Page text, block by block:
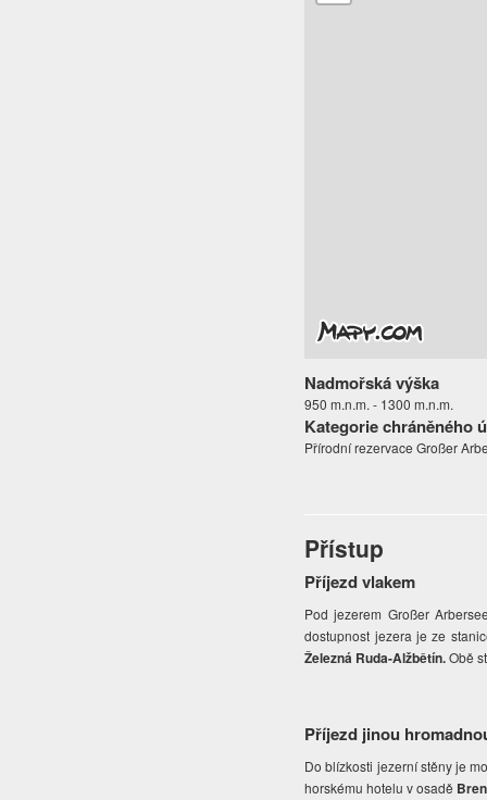
Nadmořská výška
950 m.n.m. - 1300 m.n.m.
Kategorie chráněného
Přírodní rezervace Großer
Přístup
Příjezd vlakem
Pod jezerem Großer
dostupnost jezera je ze
Železná Ruda-Alžbětín.Obě
Příjezd jinou
Do blízkosti jezerní stěny je
horskému hotelu v osadě